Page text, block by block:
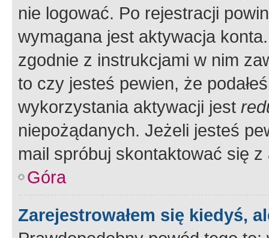
nie logować. Po rejestracji
wymagana jest aktywacja
zgodnie z instrukcjami w nim
to czy jesteś pewien, że
wykorzystania aktywacji jest
niepożądanych. Jeżeli jesteś
mail spróbuj skontaktować się
Góra
Zarejestrowałem się kiedyś,